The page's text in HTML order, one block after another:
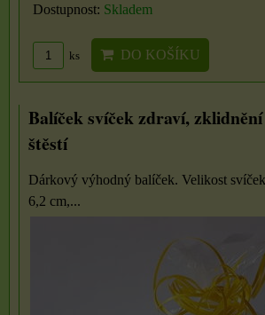
Dostupnost: Skladem
ks DO KOŠÍKU
Balíček svíček zdraví,
štěstí
Dárkový výhodný balíček. Velikost
6,2 cm,...